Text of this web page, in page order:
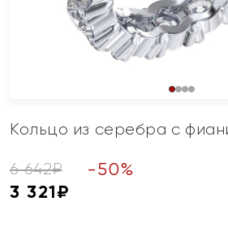
Кольцо из серебра с
6 642₽ -50%
3 321₽